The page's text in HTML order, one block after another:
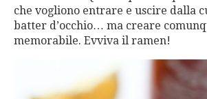
che vogliono entrare e uscire dalla
batter d’occhio… ma creare
memorabile. Evviva il ramen!